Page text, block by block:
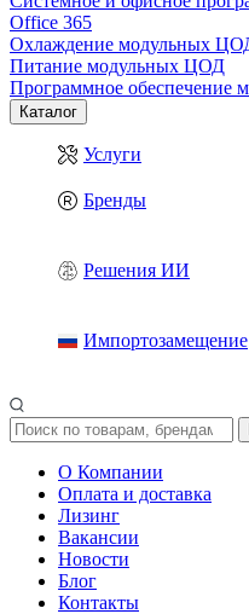
Office 365
Охлаждение модульных
Питание модульных ЦОД
Программное обеспечение
Каталог
Услуги
Бренды
Решения ИИ
Импортозамещение
О Компании
Оплата и доставка
Лизинг
Вакансии
Новости
Блог
Контакты